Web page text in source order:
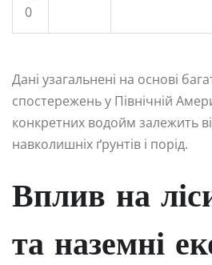
0
Дані узагальнені на основі
спостережень у Північній
конкретних водойм залежить
навколишніх ґрунтів і порід.
Вплив на
та наземні